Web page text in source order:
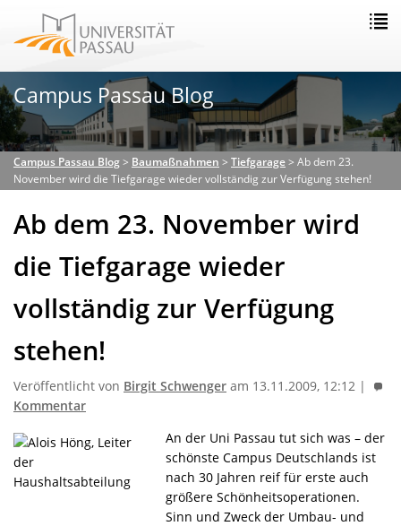
Campus Passau Blog
Campus Passau Blog> Baumaßnahmen > Tiefgarage> Ab dem 23.
November wird die Tiefgarage wieder vollständig zur Verfügung stehen!
Ab dem 23. November wird
die Tiefgarage wieder
vollständig zur Verfügung
stehen!
Veröffentlicht von Birgit Schwenger am 13.11.2009, 12:12 |
Kommentar
An der Uni Passau tut sich was – der
schönste Campus Deutschlands ist
nach 30 Jahren reif für erste auch
größere Schönheitsoperationen.
Sinn und Zweck der Umbau- und